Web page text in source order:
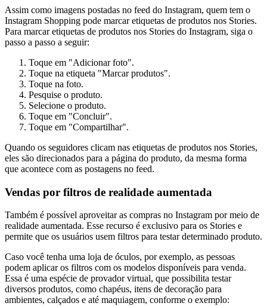
Assim como imagens postadas no feed do Instagram, quem tem o
Instagram Shopping pode marcar etiquetas de produtos nos Stories.
Para marcar etiquetas de produtos nos Stories do Instagram, siga o
passo a passo a seguir:
Toque em "Adicionar foto".
Toque na etiqueta "Marcar produtos".
Toque na foto.
Pesquise o produto.
Selecione o produto.
Toque em "Concluir".
Toque em "Compartilhar".
Quando os seguidores clicam nas etiquetas de produtos nos Stories,
eles são direcionados para a página do produto, da mesma forma
que acontece com as postagens no feed.
Vendas por filtros de realidade aumentada
Também é possível aproveitar as compras no Instagram por meio de
realidade aumentada. Esse recurso é exclusivo para os Stories e
permite que os usuários usem filtros para testar determinado produto.
Caso você tenha uma loja de óculos, por exemplo, as pessoas
podem aplicar os filtros com os modelos disponíveis para venda.
Essa é uma espécie de provador virtual, que possibilita testar
diversos produtos, como chapéus, itens de decoração para
ambientes, calçados e até maquiagem, conforme o exemplo: